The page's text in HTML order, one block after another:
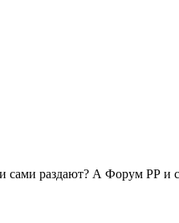
сами раздают? А Форум РР и